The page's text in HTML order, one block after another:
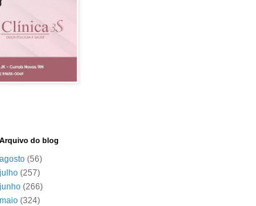
Arquivo do blog
agosto (56)
julho (257)
junho (266)
maio (324)